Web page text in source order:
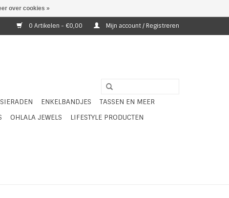
0 Artikelen - €0,00 Mijn account / Registreren
ENKELBANDJES
TASSEN EN MEER
OHLALA JEWELS
LIFESTYLE PRODUCTEN
over cookies »